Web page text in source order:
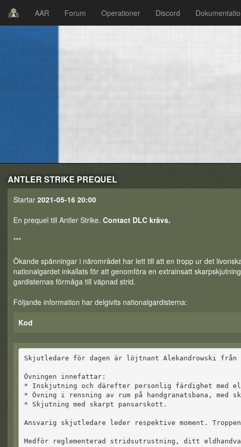
AAR Forum Operationer Discord
ANTLER STRIKE PREQUEL
Startar 2021-05-16 20:00
En prequel till Antler Strike. Contact DLC krävs.
***
Ökande spänningar i närområdet har lett till att en tropp ur det
nationalgardet inkallats för att genomföra en extrainsatt
gardisternas förmåga till väpnad strid.
Följande information har delgivits nationalgardisterna:
Kod
Skjutledare för dagen är löjtnant Alekandrowski från
Övningen innefattar:
* Inskjutning och därefter personlig färdighet med
* Övning i rensning av rum på handgranatsbana, med
* Skjutning med skarpt pansarskott.
Ansvarig skjutledare leder respektive moment.
Medför reglementerad stridsutrustning, ditt